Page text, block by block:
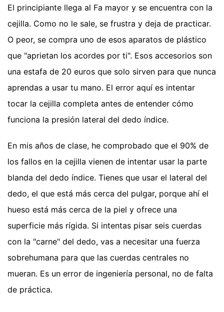
El principiante llega al Fa mayor y se encuentra con la
cejilla. Como no le sale, se frustra y deja de practicar.
O peor, se compra uno de esos aparatos de plástico
que "aprietan los acordes por ti". Esos accesorios son
una estafa de 20 euros que solo sirven para que nunca
aprendas a usar tu mano. El error aquí es intentar
tocar la cejilla completa antes de entender cómo
funciona la presión lateral del dedo índice.
En mis años de clase, he comprobado que el 90% de
los fallos en la cejilla vienen de intentar usar la parte
blanda del dedo índice. Tienes que usar el lateral del
dedo, el que está más cerca del pulgar, porque ahí el
hueso está más cerca de la piel y ofrece una
superficie más rígida. Si intentas pisar seis cuerdas
con la "carne" del dedo, vas a necesitar una fuerza
sobrehumana para que las cuerdas centrales no
mueran. Es un error de ingeniería personal, no de falta
de práctica.